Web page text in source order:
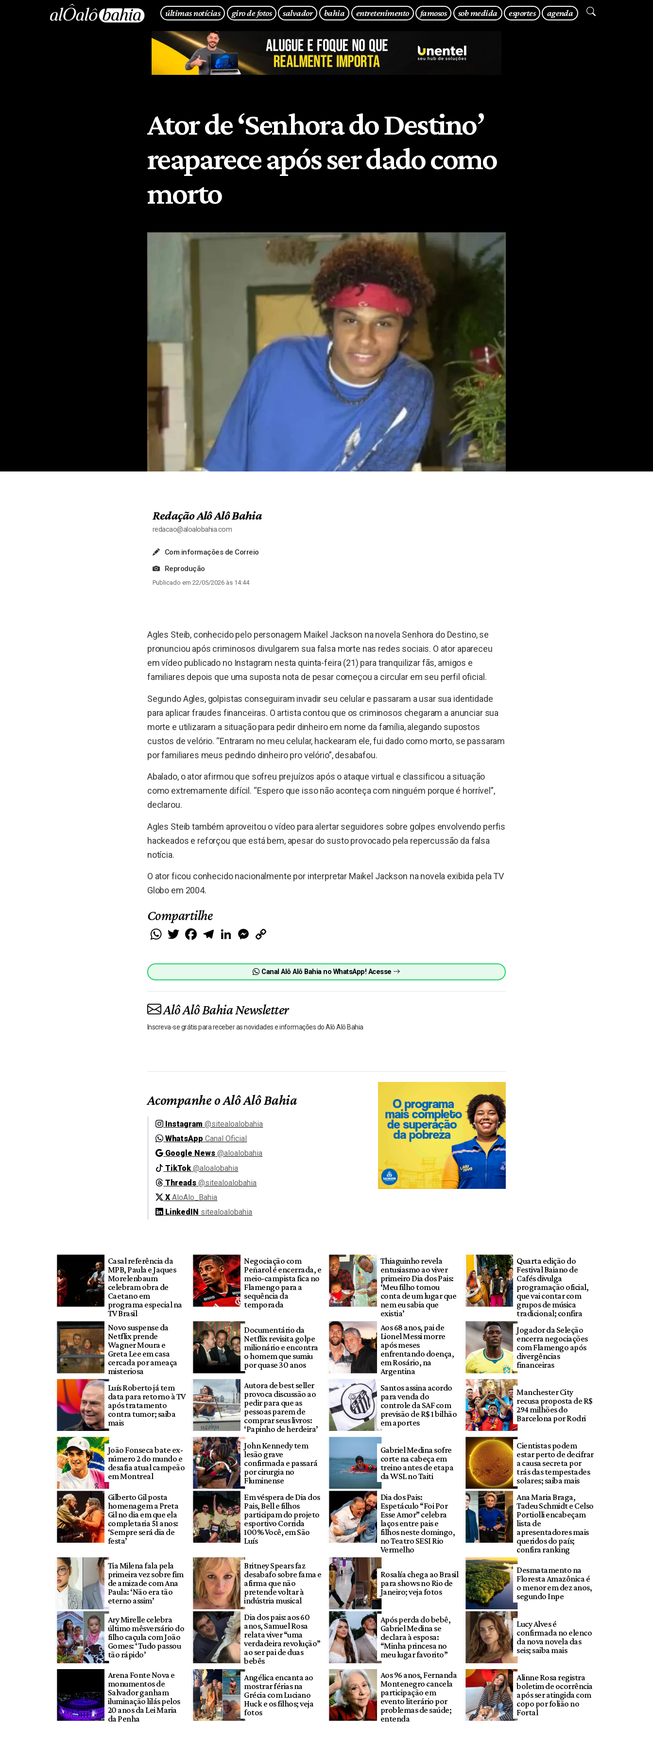
últimas notícias giro de fotos salvador bahia entretenimento famosos sob medida esportes agenda
Ator de ‘Senhora do Destino’
reaparece após ser dado como
morto
Redação Alô Alô Bahia
redacao@aloalobahia.com
Com informações de Correio
Reprodução
Publicado em 22/05/2026 às 14:44
Agles Steib, conhecido pelo personagem Maikel Jackson na novela Senhora do Destino, se
pronunciou após criminosos divulgarem sua falsa morte nas redes sociais. O ator apareceu
em vídeo publicado no Instagram nesta quinta-feira (21) para tranquilizar fãs, amigos e
familiares depois que uma suposta nota de pesar começou a circular em seu perfil oficial.
Segundo Agles, golpistas conseguiram invadir seu celular e passaram a usar sua identidade
para aplicar fraudes financeiras. O artista contou que os criminosos chegaram a anunciar sua
morte e utilizaram a situação para pedir dinheiro em nome da família, alegando supostos
custos de velório. “Entraram no meu celular, hackearam ele, fui dado como morto, se passaram
por familiares meus pedindo dinheiro pro velório”, desabafou.
Abalado, o ator afirmou que sofreu prejuízos após o ataque virtual e classificou a situação
como extremamente difícil. “Espero que isso não aconteça com ninguém porque é horrível”,
declarou.
Agles Steib também aproveitou o vídeo para alertar seguidores sobre golpes envolvendo perfis
hackeados e reforçou que está bem, apesar do susto provocado pela repercussão da falsa
notícia.
O ator ficou conhecido nacionalmente por interpretar Maikel Jackson na novela exibida pela TV
Globo em 2004.
Compartilhe
WhatsApp
Twitter FacebookTelegramLinkedIn Messenger
Canal Alô Alô Bahia no WhatsApp! Acesse
Alô Alô Bahia Newsletter
Inscreva-se grátis para receber as novidades e informações do Alô Alô Bahia
Acompanhe o Alô Alô Bahia
Instagram @sitealoalobahia
WhatsApp Canal Oficial
Google News @aloalobahia
TikTok @aloalobahia
Threads @sitealoalobahia
X AloAlo_Bahia
LinkedIN sitealoalobahia
Casal referência da
MPB, Paula e Jaques
Morelenbaum
celebram obra de
Caetano em
programa especial na
TV Brasil
Negociação com
Peñarol é encerrada, e
meio-campista fica no
Flamengo para a
sequência da
temporada
Thiaguinho revela
entusiasmo ao viver
primeiro Dia dos Pais:
‘Meu filho tomou
conta de um lugar que
nem eu sabia que
existia’
Quarta edição do
Festival Baiano de
Cafés divulga
programação oficial,
que vai contar com
grupos de música
tradicional; confira
Novo suspense da
Netflix prende
Wagner Moura e
Greta Lee em casa
cercada por ameaça
misteriosa
Documentário da
Netflix revisita golpe
milionário e encontra
o homem que sumiu
por quase 30 anos
Aos 68 anos, pai de
Lionel Messi morre
após meses
enfrentando doença,
em Rosário, na
Argentina
Jogador da Seleção
encerra negociações
com Flamengo após
divergências
financeiras
Luís Roberto já tem
data para retorno à TV
após tratamento
contra tumor; saiba
mais
Autora de best seller
provoca discussão ao
pedir para que as
pessoas parem de
comprar seus livros:
‘Papinho de herdeira’
Santos assina acordo
para venda do
controle da SAF com
previsão de R$ 1 bilhão
em aportes
Manchester City
recusa proposta de R$
294 milhões do
Barcelona por Rodri
João Fonseca bate ex-
número 2 do mundo e
desafia atual campeão
em Montreal
John Kennedy tem
lesão grave
confirmada e passará
por cirurgia no
Fluminense
Gabriel Medina sofre
corte na cabeça em
treino antes de etapa
da WSL no Taiti
Cientistas podem
estar perto de decifrar
a causa secreta por
trás das tempestades
solares; saiba mais
Gilberto Gil posta
homenagem a Preta
Gil no dia em que ela
completaria 51 anos:
‘Sempre será dia de
festa’
Em véspera de Dia dos
Pais, Bell e filhos
participam do projeto
esportivo Corrida
100% Você, em São
Luís
Dia dos Pais:
Espetáculo “Foi Por
Esse Amor” celebra
laços entre pais e
filhos neste domingo,
no Teatro SESI Rio
Vermelho
Ana Maria Braga,
Tadeu Schmidt e Celso
Portiolli encabeçam
lista de
apresentadores mais
queridos do país;
confira ranking
Tia Milena fala pela
primeira vez sobre fim
de amizade com Ana
Paula: ‘Não era tão
eterno assim’
Britney Spears faz
desabafo sobre fama e
afirma que não
pretende voltar à
indústria musical
Rosalía chega ao Brasil
para shows no Rio de
Janeiro; veja fotos
Desmatamento na
Floresta Amazônica é
o menor em dez anos,
segundo Inpe
Ary Mirelle celebra
último mêsversário do
filho caçula com João
Gomes: ‘Tudo passou
tão rápido’
Dia dos pais: aos 60
anos, Samuel Rosa
relata viver “uma
verdadeira revolução”
ao ser pai de duas
bebês
Após perda do bebê,
Gabriel Medina se
declara à esposa:
“Minha princesa no
meu lugar favorito”
Lucy Alves é
confirmada no elenco
da nova novela das
seis; saiba mais
Arena Fonte Nova e
monumentos de
Salvador ganham
iluminação lilás pelos
20 anos da Lei Maria
da Penha
Angélica encanta ao
mostrar férias na
Grécia com Luciano
Huck e os filhos; veja
fotos
Aos 96 anos, Fernanda
Montenegro cancela
participação em
evento literário por
problemas de saúde;
entenda
Alinne Rosa registra
boletim de ocorrência
após ser atingida com
copo por folião no
Fortal